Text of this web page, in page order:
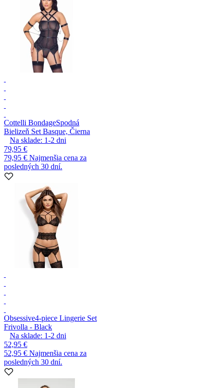
Cottelli BondageSpodná
Bielizeň Set Basque, Čierna
Na sklade: 1-2 dni
79,95 €
79,95 € Najmenšia cena za
posledných 30 dní.
Obsessive4-piece Lingerie Set
Frivolla - Black
Na sklade: 1-2 dni
52,95 €
52,95 € Najmenšia cena za
posledných 30 dní.